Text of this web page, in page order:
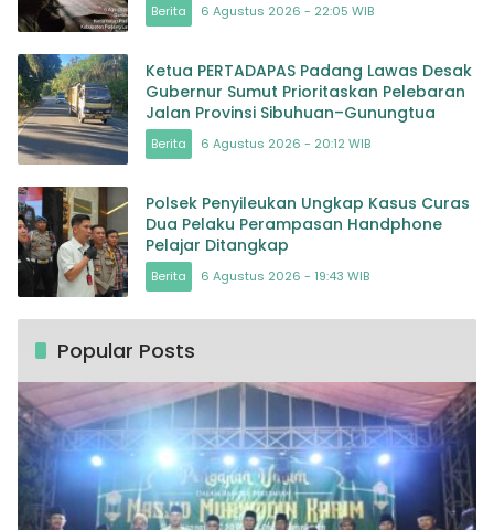
Berita 6 Agustus 2026 - 22:05 WIB
Ketua PERTADAPAS Padang Lawas Desak
Gubernur Sumut Prioritaskan Pelebaran
Jalan Provinsi Sibuhuan–Gunungtua
Berita 6 Agustus 2026 - 20:12 WIB
Polsek Penyileukan Ungkap Kasus Curas
Dua Pelaku Perampasan Handphone
Pelajar Ditangkap
Berita 6 Agustus 2026 - 19:43 WIB
Popular Posts